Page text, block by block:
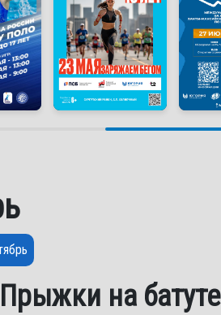
на батуте